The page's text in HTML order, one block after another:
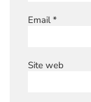
Email*
Site web